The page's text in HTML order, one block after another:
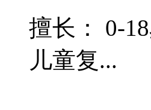
擅长： 0-
儿童复...